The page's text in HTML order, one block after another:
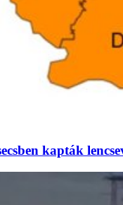
kapták